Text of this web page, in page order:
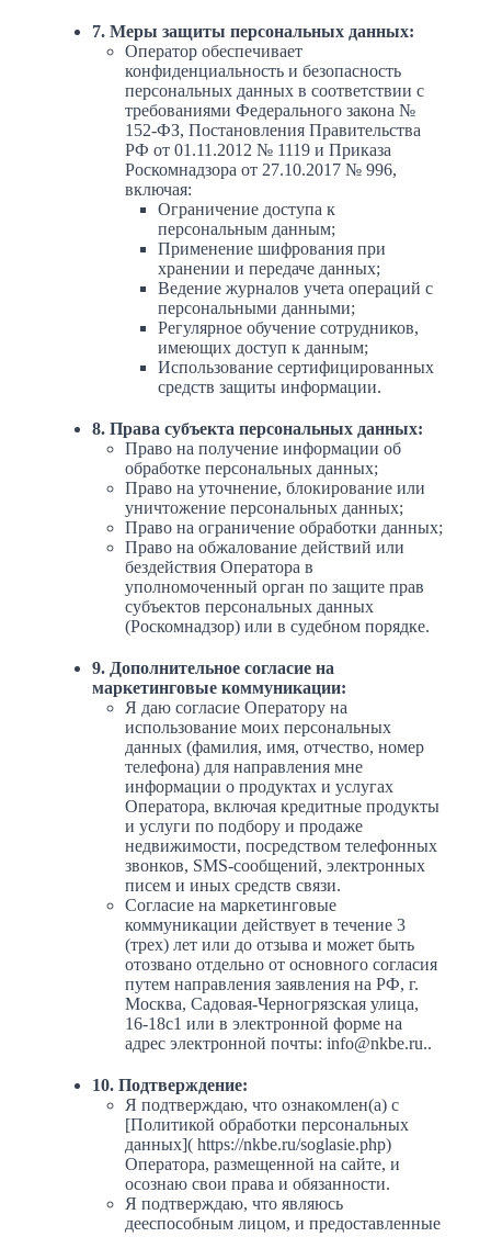
7. Меры защиты персональных данных:
Оператор обеспечивает
конфиденциальность и безопасность
персональных данных в соответствии с
требованиями Федерального закона №
152-ФЗ, Постановления Правительства
РФ от 01.11.2012 № 1119 и Приказа
Роскомнадзора от 27.10.2017 № 996,
включая:
Ограничение доступа к
персональным данным;
Применение шифрования при
хранении и передаче данных;
Ведение журналов учета операций с
персональными данными;
Регулярное обучение сотрудников,
имеющих доступ к данным;
Использование сертифицированных
средств защиты информации.
8. Права субъекта персональных данных:
Право на получение информации об
обработке персональных данных;
Право на уточнение, блокирование или
уничтожение персональных данных;
Право на ограничение обработки данных;
Право на обжалование действий или
бездействия Оператора в
уполномоченный орган по защите прав
субъектов персональных данных
(Роскомнадзор) или в судебном порядке.
9. Дополнительное согласие на
маркетинговые коммуникации:
Я даю согласие Оператору на
использование моих персональных
данных (фамилия, имя, отчество, номер
телефона) для направления мне
информации о продуктах и услугах
Оператора, включая кредитные продукты
и услуги по подбору и продаже
недвижимости, посредством телефонных
звонков, SMS-сообщений, электронных
писем и иных средств связи.
Согласие на маркетинговые
коммуникации действует в течение 3
(трех) лет или до отзыва и может быть
отозвано отдельно от основного согласия
путем направления заявления на РФ, г.
Москва, Садовая-Черногрязская улица,
16-18с1 или в электронной форме на
адрес электронной почты: info@nkbe.ru..
10. Подтверждение:
Я подтверждаю, что ознакомлен(а) с
[Политикой обработки персональных
данных]( https://nkbe.ru/soglasie.php)
Оператора, размещенной на сайте, и
осознаю свои права и обязанности.
Я подтверждаю, что являюсь
дееспособным лицом, и предоставленные